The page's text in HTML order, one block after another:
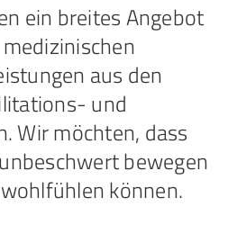
ein breites Angebot
aus den
und
Wir möchten, dass
bewegen
können.